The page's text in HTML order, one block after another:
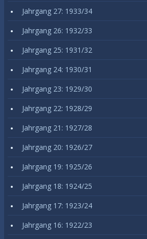
Jahrgang 27: 1933/34
Jahrgang 26: 1932/33
Jahrgang 25: 1931/32
Jahrgang 24: 1930/31
Jahrgang 23: 1929/30
Jahrgang 22: 1928/29
Jahrgang 21: 1927/28
Jahrgang 20: 1926/27
Jahrgang 19: 1925/26
Jahrgang 18: 1924/25
Jahrgang 17: 1923/24
Jahrgang 16: 1922/23